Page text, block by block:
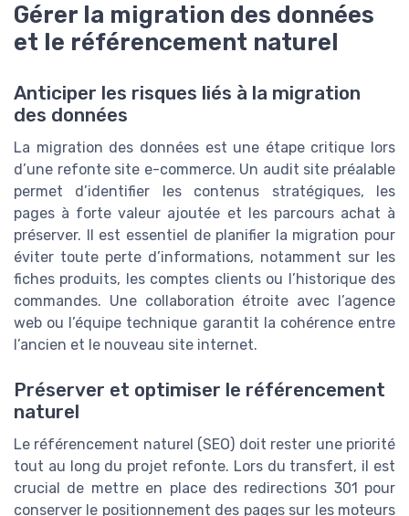
Gérer la migration des données
et le référencement naturel
Anticiper les risques liés à la migration
des données
La migration des données est une étape critique lors
d’une refonte site e-commerce. Un audit site préalable
permet d’identifier les contenus stratégiques, les
pages à forte valeur ajoutée et les parcours achat à
préserver. Il est essentiel de planifier la migration pour
éviter toute perte d’informations, notamment sur les
fiches produits, les comptes clients ou l’historique des
commandes. Une collaboration étroite avec l’agence
web ou l’équipe technique garantit la cohérence entre
l’ancien et le nouveau site internet.
Préserver et optimiser le référencement
naturel
Le référencement naturel (SEO) doit rester une priorité
tout au long du projet refonte. Lors du transfert, il est
crucial de mettre en place des redirections 301 pour
conserver le positionnement des pages sur les moteurs